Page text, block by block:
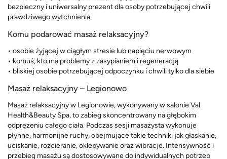
bezpieczny i uniwersalny prezent dla osoby potrzebującej chwili
prawdziwego wytchnienia.
Komu podarować masaż relaksacyjny?
• osobie żyjącej w ciągłym stresie lub napięciu nerwowym
• komuś, kto ma problemy z zasypianiem i regeneracją
• bliskiej osobie potrzebującej odpoczynku i chwili tylko dla siebie
Masaż relaksacyjny – Legionowo
Masaż relaksacyjny w Legionowie, wykonywany w salonie Val
Health&Beauty Spa, to zabieg skoncentrowany na głębokim
odprężeniu całego ciała. Podczas sesji masażysta wykonuje
płynne, harmonijne ruchy, obejmujące takie techniki jak głaskanie,
uciskanie, rozcieranie, oklepywanie oraz wibracje. Intensywność i
przebieg masażu są dostosowywane do indywidualnych potrzeb